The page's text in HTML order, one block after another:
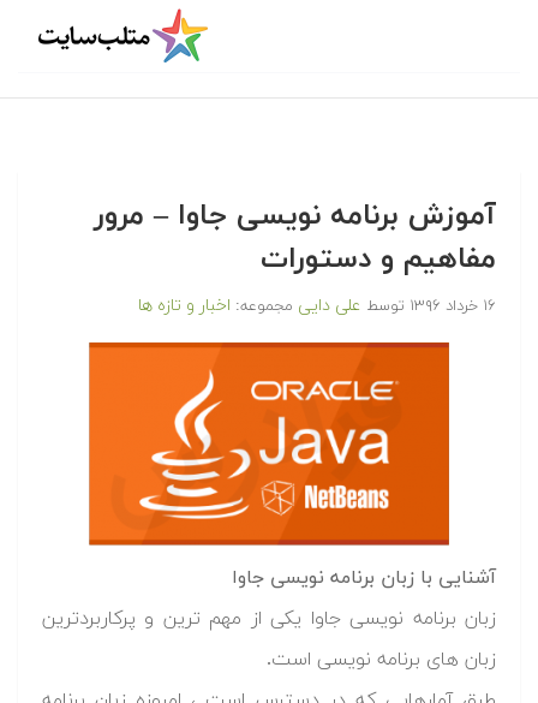
آموزش برنامه نویسی جاوا – مرور
مفاهیم و دستورات
۱۶ خرداد ۱۳۹۶ توسط علی دایی مجموعه: اخبار و تازه ها
آشنایی با زبان برنامه نویسی جاوا
زبان برنامه نویسی جاوا یکی از مهم ترین و پرکاربردترین
زبان های برنامه نویسی است.